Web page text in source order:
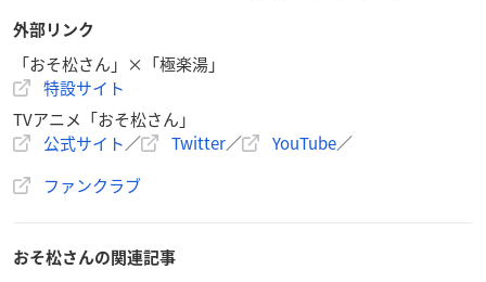
外部リンク
「おそ松さん」×「極楽湯」
特設サイト
TVアニメ「おそ松さん」
公式サイト／ Twitter／ YouTube／
ファンクラブ
おそ松さんの関連記事